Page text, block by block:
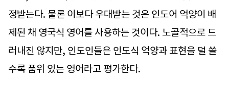
정받는다. 물론 이보다 우대받는 것은 인도어 억양이 배
제된 채 영국식 영어를 사용하는 것이다. 노골적으로 드
러내진 않지만, 인도인들은 인도식 억양과 표현을 덜 쓸
수록 품위 있는 영어라고 평가한다.